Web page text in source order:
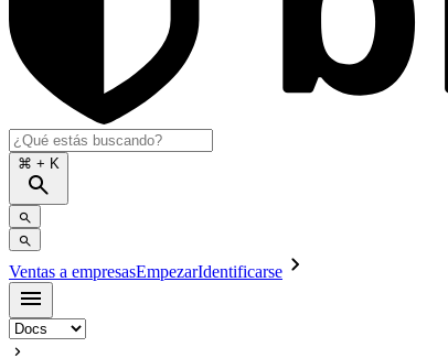
⌘ + K
Ventas a empresasEmpezarIdentificarse